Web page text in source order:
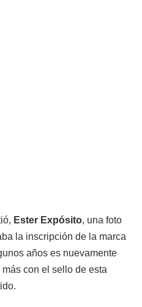
Ester Expósito, una foto
la inscripción de la marca
años es nuevamente
con el sello de esta